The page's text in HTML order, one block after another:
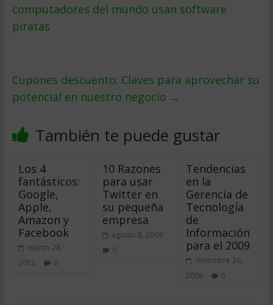
computadores del mundo usan software
piratas
Cupones descuento: Claves para aprovechar su
potencial en nuestro negocio →
También te puede gustar
Los 4
fantásticos:
Google,
Apple,
Amazon y
Facebook
marzo 28,
2012
0
10 Razones
para usar
Twitter en
su pequeña
empresa
agosto 8, 2009
0
Tendencias
en la
Gerencia de
Tecnología
de
Información
para el 2009
diciembre 26,
2008
0